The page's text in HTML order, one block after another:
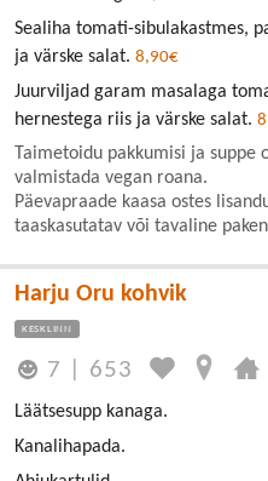
Sealiha tomati-sibulakastmes,
ja värske salat. 8,90€
Juurviljad garam masalaga
hernestega riis ja värske salat.
Taimetoidu pakkumisi ja
valmistada vegan roana.
Päevapraade kaasa ostes
taaskasutatav või tavaline
Harju Oru kohvik
KESKLINN
7 653
Läätsesupp kanaga.
Kanalihapada.